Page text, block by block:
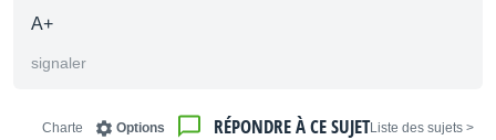
A+
signaler
< Liste des sujets
RÉPONDRE À CE SUJET
Options
Charte